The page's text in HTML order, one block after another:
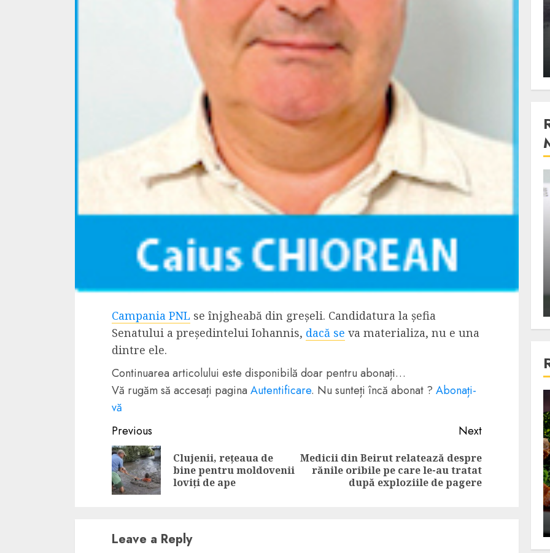
Campania PNL se înjgheabă din greșeli. Candidatura la șefia
Senatului a președintelui Iohannis, dacă se va materializa, nu e una
dintre ele.
Continuarea articolului este disponibilă doar pentru abonați…
Vă rugăm să accesați pagina Autentificare. Nu sunteți încă abonat ? Abonați-
vă
Continue
Reading
Previous
Previous
Clujenii, rețeaua de
bine pentru moldovenii
loviți de ape
Next
Next
Medicii din Beirut relatează despre
rănile oribile pe care le-au tratat
după exploziile de pagere
Leave a Reply
Razboiul din Gaza, scanteia
fatala pentru Orientul
Mijlociu?
ALEXANDRU S. NOVEMBER 1, 2023
si ea la evaporarea apei in
natura
3 min read
Dungeons & Dragons:
Onoare printre hoti, un
film ca un joc care te
cucereste de la primele
cadre
4 min read
Din fotoliu
The Killer, un film care nu a
reusit sa se ridice la
nivelul asteptarilor
publicului si criticilor
Bucatar de ocazie
Cele mai delicioase retete
3 retete delicioase in care
carnea de rata e vedeta